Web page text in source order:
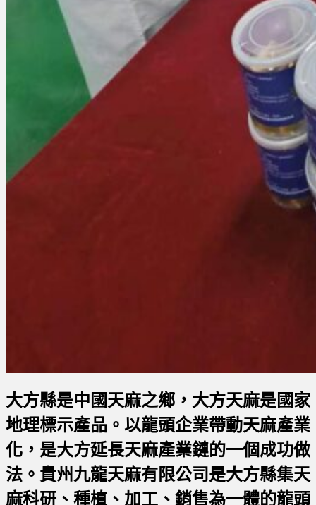
大方縣是中國天麻之鄉，大方天麻是國家
地理標示產品。以龍頭企業帶動天麻產業
化，是大方延長天麻產業鏈的一個成功做
法。貴州九龍天麻有限公司是大方縣集天
麻科研、種植、加工、銷售為一體的龍頭